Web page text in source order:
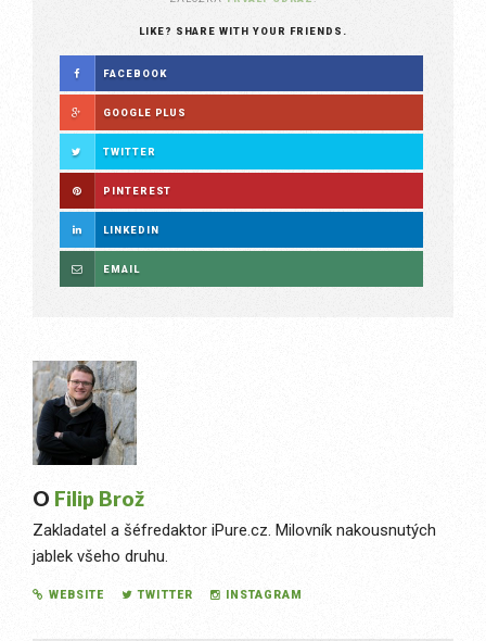
LIKE? SHARE WITH YOUR FRIENDS.
FACEBOOK
GOOGLE PLUS
TWITTER
PINTEREST
LINKEDIN
EMAIL
O Filip Brož
Zakladatel a šéfredaktor iPure.cz. Milovník nakousnutých
jablek všeho druhu.
WEBSITE TWITTER INSTAGRAM